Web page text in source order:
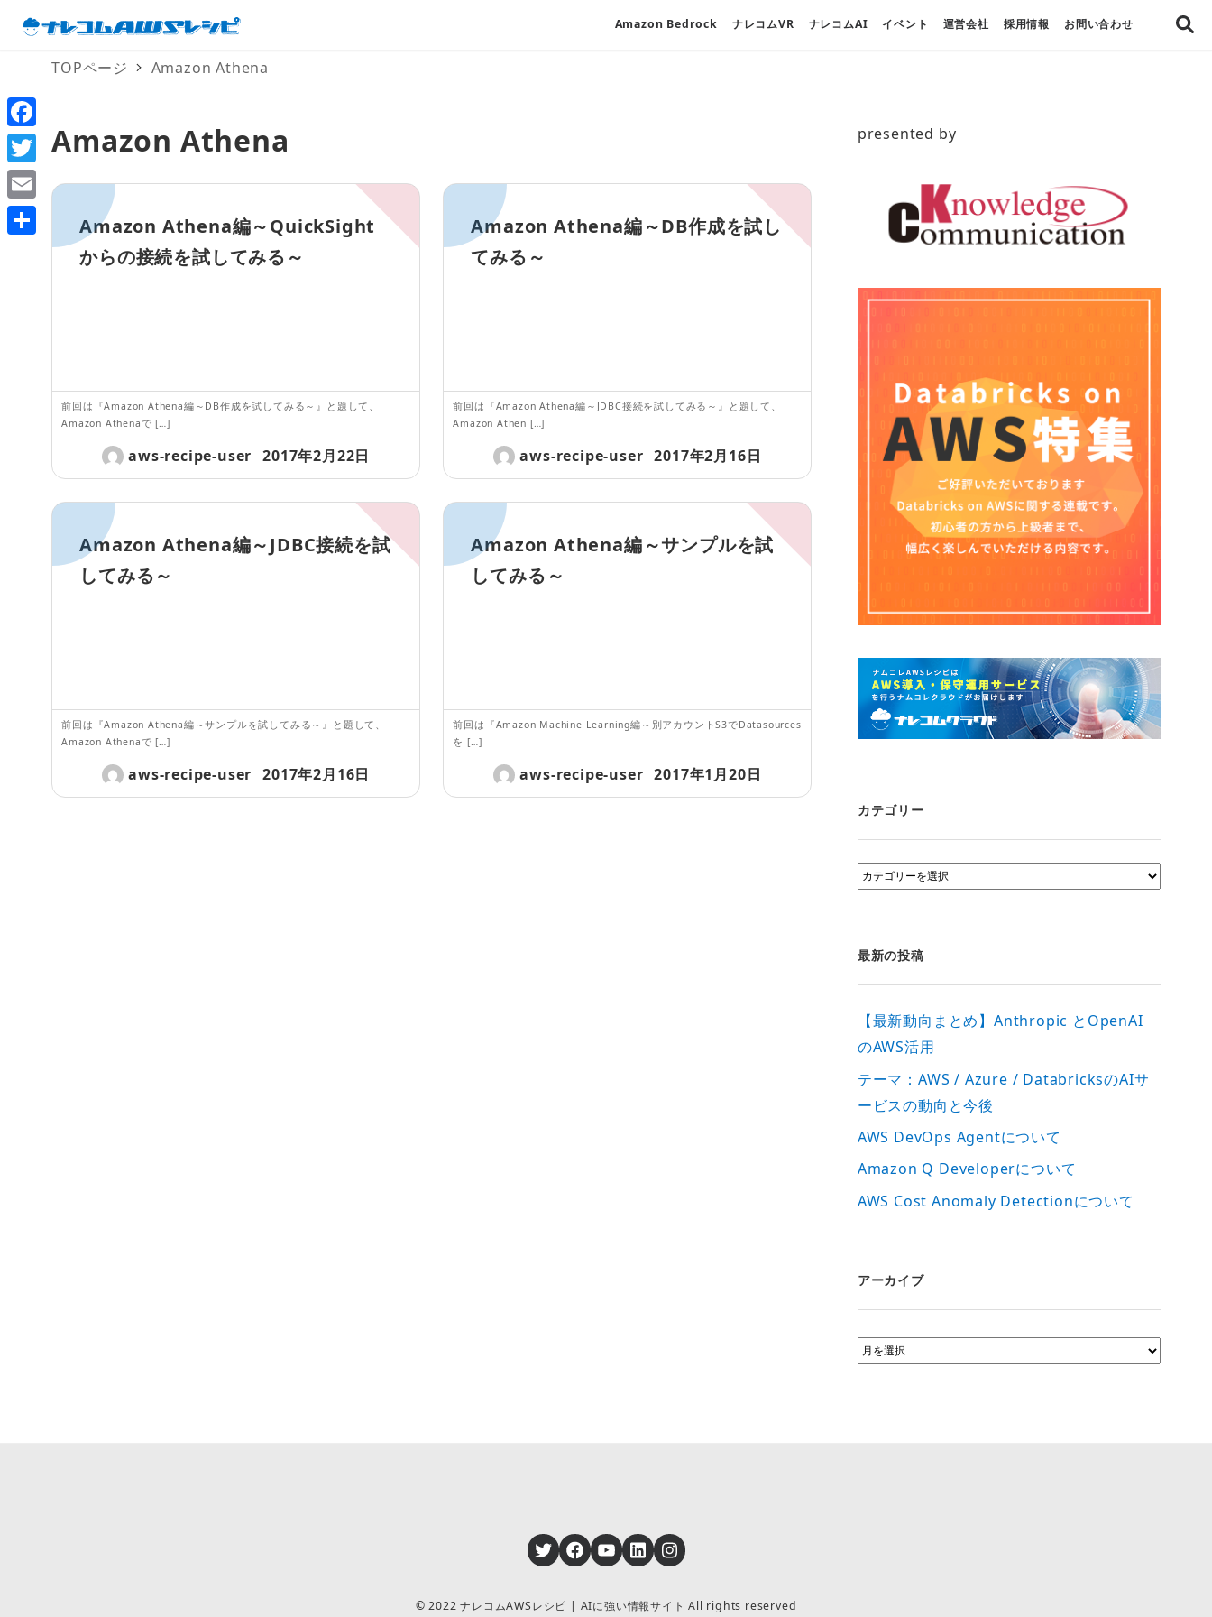
Amazon Bedrock ナレコムVR ナレコムAI イベント 運営会社 採用情報 お問い合わせ
TOPページ Amazon Athena
Amazon Athena
Amazon Athena編～QuickSight
からの接続を試してみる～
前回は『Amazon Athena編～DB作成を試してみる～』と題して、
Amazon Athenaで […]
aws-recipe-user 2017年2月22日
Amazon Athena編～DB作成を試し
てみる～
前回は『Amazon Athena編～JDBC接続を試してみる～』と題して、
Amazon Athen […]
aws-recipe-user 2017年2月16日
Amazon Athena編～JDBC接続を試
してみる～
前回は『Amazon Athena編～サンプルを試してみる～』と題して、
Amazon Athenaで […]
aws-recipe-user 2017年2月16日
Amazon Athena編～サンプルを試
してみる～
前回は『Amazon Machine Learning編～別アカウントS3でDatasources
を […]
aws-recipe-user 2017年1月20日
presented by
カテゴリー
カ
テ
ー
最新の投稿
【最新動向まとめ】Anthropic とOpenAI
のAWS活用
テーマ：AWS / Azure / DatabricksのAIサ
ービスの動向と今後
AWS DevOps Agentについて
Amazon Q Developerについて
AWS Cost Anomaly Detectionについて
アーカイブ
Twitter Facebook YouTube LinkedIn Instagram
© 2022 ナレコムAWSレシピ | AIに強い情報サイト All rights reserved
F
a
c
e
T
w
i
E